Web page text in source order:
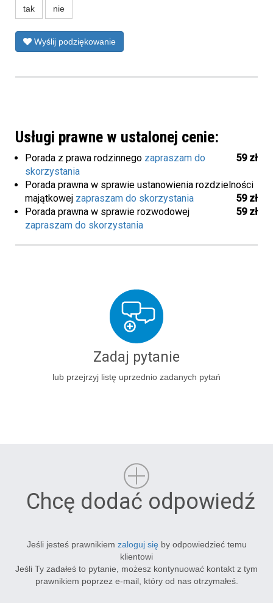
tak nie
Wyślij podziękowanie
Usługi prawne w ustalonej cenie:
Porada z prawa rodzinnego 59 zł
zapraszam do
skorzystania
Porada prawna w sprawie ustanowienia rozdzielności
majątkowej
59 zł
zapraszam do skorzystania
Porada prawna w sprawie rozwodowej
59 zł
zapraszam do skorzystania
Zadaj pytanie
lub przejrzyj listę uprzednio zadanych pytań
Chcę dodać odpowiedź
Jeśli jesteś prawnikiem zaloguj się by odpowiedzieć temu
klientowi
Jeśli Ty zadałeś to pytanie, możesz kontynuować kontakt z tym
prawnikiem poprzez e-mail, który od nas otrzymałeś.